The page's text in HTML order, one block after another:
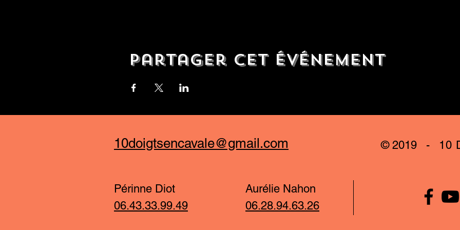
Partager cet événement
10doigtsencavale@gmail.com
Périnne Diot
06.43.33.99.49
Aurélie Nahon
06.28.94.63.26
© 2019 - 10